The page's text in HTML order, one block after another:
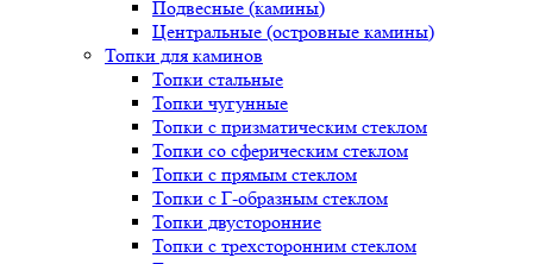
Подвесные (камины)
Центральные (островные камины)
Топки для каминов
Топки стальные
Топки чугунные
Топки с призматическим стеклом
Топки со сферическим стеклом
Топки с прямым стеклом
Топки с Г-образным стеклом
Топки двусторонние
Топки с трехсторонним стеклом